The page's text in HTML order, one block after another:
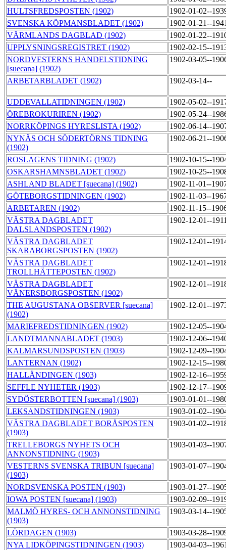
HULTSFREDSPOSTEN (1902)
1902-01-02--
SVENSKA KÖPMANSBLADET (1902)
1902-01-21--
VÄRMLANDS DAGBLAD (1902)
1902-01-22--
UPPLYSNINGSREGISTRET (1902)
1902-02-15--
NORDVESTERNS HANDELSTIDNING
[suecana] (1902)
1902-03-05--
ARBETARBLADET (1902) 1902-03-14--
UDDEVALLATIDNINGEN (1902)
1902-05-02--
ÖREBROKURIREN (1902)
1902-05-24--
NORRKÖPINGS HYRESLISTA (1902)
1902-06-14--
NYNÄS OCH SÖDERTÖRNS TIDNING
(1902)
1902-06-21--
ROSLAGENS TIDNING (1902)
1902-10-15--
OSKARSHAMNSBLADET (1902)
1902-10-25--
ASHLAND BLADET [suecana] (1902)
1902-11-01--
GÖTEBORGSTIDNINGEN (1902)
1902-11-03--
ARBETAREN (1902)
1902-11-15--
VÄSTRA DAGBLADET
DALSLANDSPOSTEN (1902)
1902-12-01--
VÄSTRA DAGBLADET
SKARABORGSPOSTEN (1902)
1902-12-01--
VÄSTRA DAGBLADET
TROLLHÄTTEPOSTEN (1902)
1902-12-01--
VÄSTRA DAGBLADET
VÄNERSBORGSPOSTEN (1902)
1902-12-01--
THE AUGUSTANA OBSERVER [suecana]
(1902)
1902-12-01--
MARIEFREDSTIDNINGEN (1902)
1902-12-05--
LANDTMANNABLADET (1903)
1902-12-06--
KALMARSUNDSPOSTEN (1903)
1902-12-09--
LANTERNAN (1902)
1902-12-15--
HALLÄNDINGEN (1903)
1902-12-16--
SEFFLE NYHETER (1903)
1902-12-17--
SYDÖSTERBOTTEN [suecana] (1903)
1903-01-01--
LEKSANDSTIDNINGEN (1903)
1903-01-02--
VÄSTRA DAGBLADET BORÅSPOSTEN
(1903)
1903-01-02--
TRELLEBORGS NYHETS OCH
ANNONSTIDNING (1903)
1903-01-03--
VESTERNS SVENSKA TRIBUN [suecana]
(1903)
1903-01-07--
NORDSVENSKA POSTEN (1903)
1903-01-27--
IOWA POSTEN [suecana] (1903)
1903-02-09--
MALMÖ HYRES- OCH ANNONSTIDNING
(1903)
1903-03-14--
LÖRDAGEN (1903)
1903-03-28--
NYA LIDKÖPINGSTIDNINGEN (1903)
1903-04-03--